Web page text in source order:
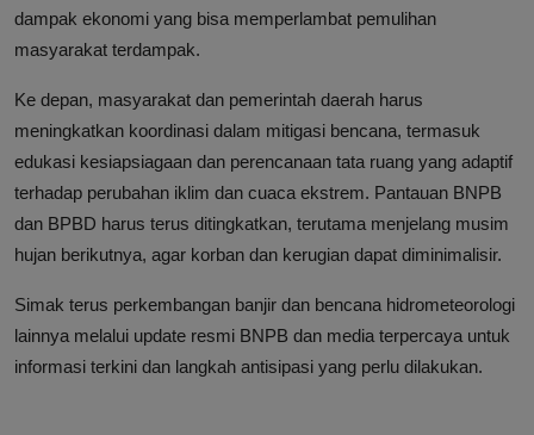
dampak ekonomi yang bisa memperlambat pemulihan
masyarakat terdampak.
Ke depan, masyarakat dan pemerintah daerah harus
meningkatkan koordinasi dalam mitigasi bencana, termasuk
edukasi kesiapsiagaan dan perencanaan tata ruang yang adaptif
terhadap perubahan iklim dan cuaca ekstrem. Pantauan BNPB
dan BPBD harus terus ditingkatkan, terutama menjelang musim
hujan berikutnya, agar korban dan kerugian dapat diminimalisir.
Simak terus perkembangan banjir dan bencana hidrometeorologi
lainnya melalui update resmi BNPB dan media terpercaya untuk
informasi terkini dan langkah antisipasi yang perlu dilakukan.